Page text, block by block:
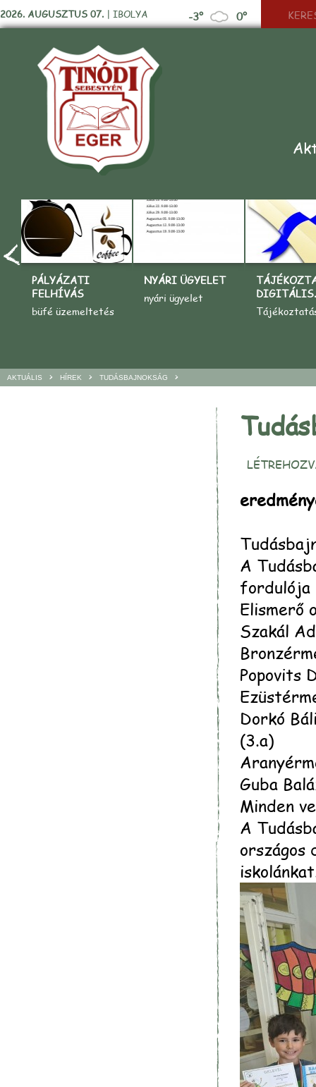
2026. AUGUSZTUS 07. | IBOLYA -3° 0°
PÁLYÁZATI
FELHÍVÁS
büfé üzemeltetés
NYÁRI ÜGYELET
nyári ügyelet
AKTUÁLIS > HÍREK > TUDÁSBAJNOKSÁG >
A
fordulója
Elismerő
Szakál
Popovits
Dorkó
(3.a)
Guba
Minden
A
országos